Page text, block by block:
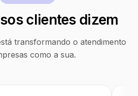
clientes dizem
transformando o atendimento
como a sua.